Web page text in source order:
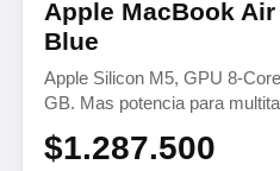
Apple MacBook
Blue
Apple Silicon M5, GPU 8-
GB. Mas potencia para
$1.287.500